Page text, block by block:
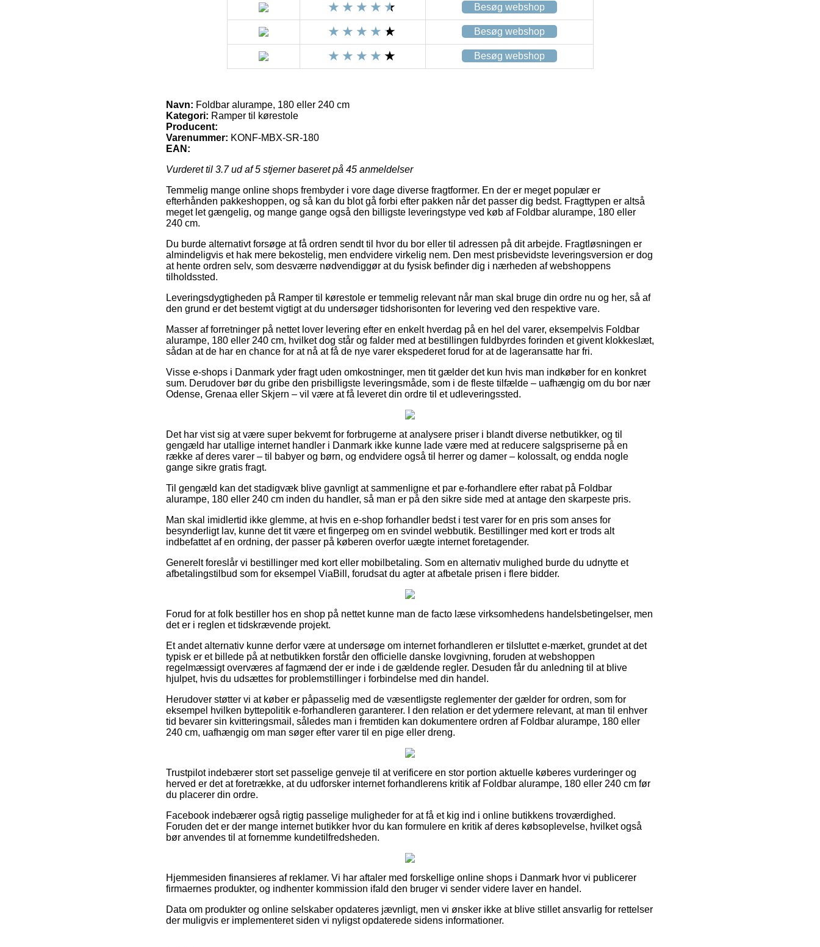
Besøg webshop
Besøg webshop
Besøg webshop
Navn: Foldbar alurampe, 180 eller 240 cm
Kategori: Ramper til kørestole
Producent:
Varenummer: KONF-MBX-SR-180
EAN:
Vurderet til 3.7ud af 5 stjerner baseret på 45 anmeldelser
Temmelig mange online shops frembyder i vore dage diverse fragtformer. En der er meget populær er
efterhånden pakkeshoppen, og så kan du blot gå forbi efter pakken når det passer dig bedst. Fragttypen er altså
meget let gængelig, og mange gange også den billigste leveringstype ved køb af Foldbar alurampe, 180 eller
240 cm.
Du burde alternativt forsøge at få ordren sendt til hvor du bor eller til adressen på dit arbejde. Fragtløsningen er
almindeligvis et hak mere bekostelig, men endvidere virkelig nem. Den mest prisbevidste leveringsversion er dog
at hente ordren selv, som desværre nødvendiggør at du fysisk befinder dig i nærheden af webshoppens
tilholdssted.
Leveringsdygtigheden på Ramper til kørestole er temmelig relevant når man skal bruge din ordre nu og her, så af
den grund er det bestemt vigtigt at du undersøger tidshorisonten for levering ved den respektive vare.
Masser af forretninger på nettet lover levering efter en enkelt hverdag på en hel del varer, eksempelvis Foldbar
alurampe, 180 eller 240 cm, hvilket dog står og falder med at bestillingen fuldbyrdes forinden et givent klokkeslæt,
sådan at de har en chance for at nå at få de nye varer ekspederet forud for at de lageransatte har fri.
Visse e-shops i Danmark yder fragt uden omkostninger, men tit gælder det kun hvis man indkøber for en konkret
sum. Derudover bør du gribe den prisbilligste leveringsmåde, som i de fleste tilfælde – uafhængig om du bor nær
Odense, Grenaa eller Skjern – vil være at få leveret din ordre til et udleveringssted.
Det har vist sig at være super bekvemt for forbrugerne at analysere priser i blandt diverse netbutikker, og til
gengæld har utallige internet handler i Danmark ikke kunne lade være med at reducere salgspriserne på en
række af deres varer – til babyer og børn, og endvidere også til herrer og damer – kolossalt, og endda nogle
gange sikre gratis fragt.
Til gengæld kan det stadigvæk blive gavnligt at sammenligne et par e-forhandlere efter rabat på Foldbar
alurampe, 180 eller 240 cm inden du handler, så man er på den sikre side med at antage den skarpeste pris.
Man skal imidlertid ikke glemme, at hvis en e-shop forhandler bedst i test varer for en pris som anses for
besynderligt lav, kunne det tit være et fingerpeg om en svindel webbutik. Bestillinger med kort er trods alt
indbefattet af en ordning, der passer på køberen overfor uægte internet foretagender.
Generelt foreslår vi bestillinger med kort eller mobilbetaling. Som en alternativ mulighed burde du udnytte et
afbetalingstilbud som for eksempel ViaBill, forudsat du agter at afbetale prisen i flere bidder.
Forud for at folk bestiller hos en shop på nettet kunne man de facto læse virksomhedens handelsbetingelser, men
det er i reglen et tidskrævende projekt.
Et andet alternativ kunne derfor være at undersøge om internet forhandleren er tilsluttet e-mærket, grundet at det
typisk er et billede på at netbutikken forstår den officielle danske lovgivning, foruden at webshoppen
regelmæssigt overværes af fagmænd der er inde i de gældende regler. Desuden får du anledning til at blive
hjulpet, hvis du udsættes for problemstillinger i forbindelse med din handel.
Herudover støtter vi at køber er påpasselig med de væsentligste reglementer der gælder for ordren, som for
eksempel hvilken byttepolitik e-forhandleren garanterer. I den relation er det ydermere relevant, at man til enhver
tid bevarer sin kvitteringsmail, således man i fremtiden kan dokumentere ordren af Foldbar alurampe, 180 eller
240 cm, uafhængig om man søger efter varer til en pige eller dreng.
Trustpilot indebærer stort set passelige genveje til at verificere en stor portion aktuelle køberes vurderinger og
herved er det at foretrække, at du udforsker internet forhandlerens kritik af Foldbar alurampe, 180 eller 240 cm før
du placerer din ordre.
Facebook indebærer også rigtig passelige muligheder for at få et kig ind i online butikkens troværdighed.
Foruden det er der mange internet butikker hvor du kan formulere en kritik af deres købsoplevelse, hvilket også
bør anvendes til at fornemme kundetilfredsheden.
Hjemmesiden finansieres af reklamer. Vi har aftaler med forskellige online shops i Danmark hvor vi publicerer
firmaernes produkter, og indhenter kommission ifald den bruger vi sender videre laver en handel.
Data om produkter og online selskaber opdateres jævnligt, men vi ønsker ikke at blive stillet ansvarlig for rettelser
der muligvis er implementeret siden vi nyligst opdaterede sidens informationer.